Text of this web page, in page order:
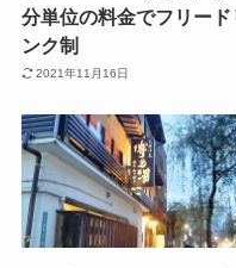
分単位の料金でフリード
ンク制
2021年11月16日